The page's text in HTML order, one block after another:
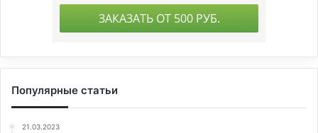
Популярные статьи
21.03.2023